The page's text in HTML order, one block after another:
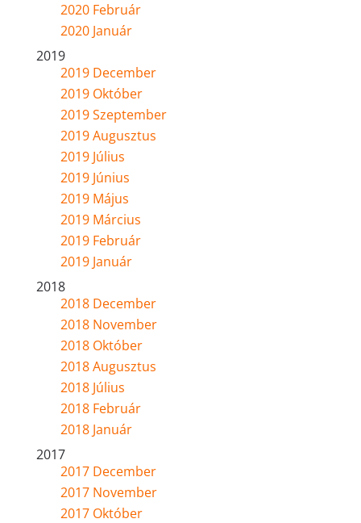
2020 Február
2020 Január
2019
2019 December
2019 Október
2019 Szeptember
2019 Augusztus
2019 Július
2019 Június
2019 Május
2019 Március
2019 Február
2019 Január
2018
2018 December
2018 November
2018 Október
2018 Augusztus
2018 Július
2018 Február
2018 Január
2017
2017 December
2017 November
2017 Október